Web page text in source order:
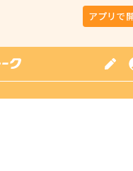
アプリで